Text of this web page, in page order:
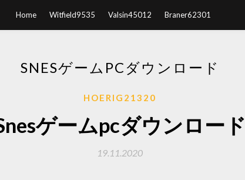
Home Witfield9535 Valsin45012 Braner62301
SNESゲームPCダウンロード
HOERIG21320
ゲームpcダウンロード
19.11.2020